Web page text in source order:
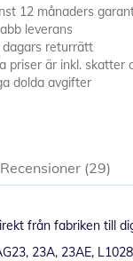
12 månaders
leverans
dagars returrätt
priser är inkl. skatter
dolda avgifter
från fabriken till
23A, 23AE,
Recensioner 29